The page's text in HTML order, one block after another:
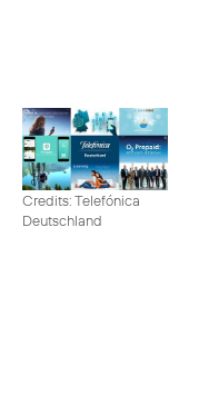
Credits: Telefónica
Deutschland